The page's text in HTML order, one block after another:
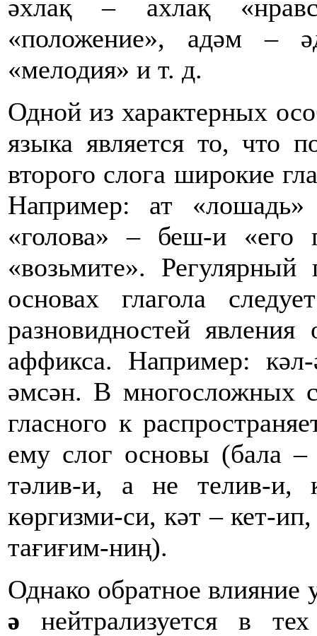
әхлақ – ахлақ
«положение», адәм –
«мелодия» и т. д.
Одной из характерных
языка является то, что
второго слога широкие
Например: ат
«голова» – беш-и «его
«возьмите».
основах глагола
разновидностей
аффикса. Например:
әмсән. В многосложных
гласного к
ему слог основы (бала
тәлив-и, а не телив-и,
көргизми-си, кәт – кет-
тағиғим-ниң).
Однако обратное влияние
ә нейтрализуется в